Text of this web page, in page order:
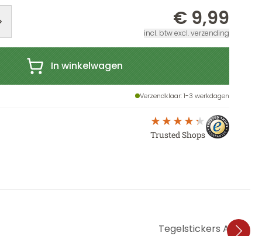
€ 9,99
incl. btw excl. verzending
In winkelwagen
Verzendklaar: 1-3 werkdagen
Trusted Shops
Tegelstickers